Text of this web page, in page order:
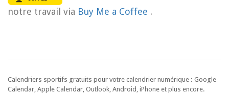
notre travail via Buy Me a Coffee .
Calendriers sportifs gratuits pour votre calendrier numérique : Google
Calendar, Apple Calendar, Outlook, Android, iPhone et plus encore.